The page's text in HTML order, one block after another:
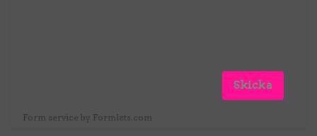
Skicka
Form service by Formlets.com